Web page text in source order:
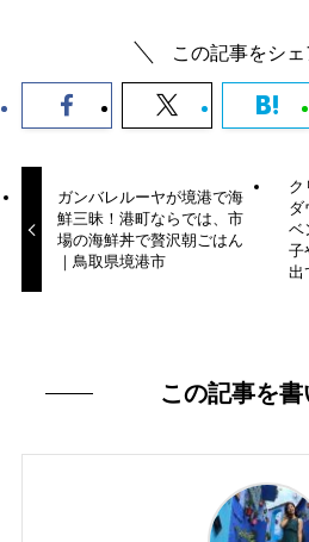
この記事をシェ
ガンバレルーヤが境港で海
鮮三昧！港町ならでは、市
場の海鮮丼で贅沢朝ごはん
｜鳥取県境港市
ク
ダ
ベ
子
出
この記事を書